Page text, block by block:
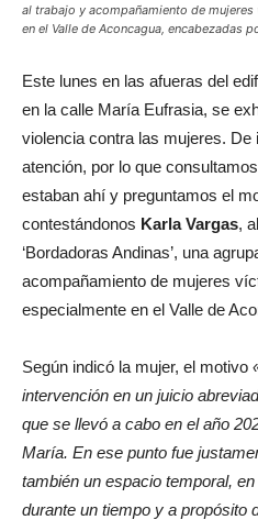
al trabajo y acompañamiento de
en el Valle de Aconcagua, encabezadas
Este lunes en las afueras del
en la calle María Eufrasia, se
violencia contra las mujeres. De
atención, por lo que
estaban ahí y preguntamos el
contestándonos Karla Vargas,
‘Bordadoras Andinas’, una
acompañamiento de mujeres
especialmente en el Valle de
Según indicó la mujer, el motivo
intervención en un juicio
que se llevó a cabo en el año
María. En ese punto fue
también un espacio temporal,
durante un tiempo y a propósito